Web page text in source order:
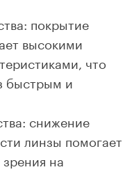
покрытие
высокими
что
быстрым и
снижение
линзы помогает
на